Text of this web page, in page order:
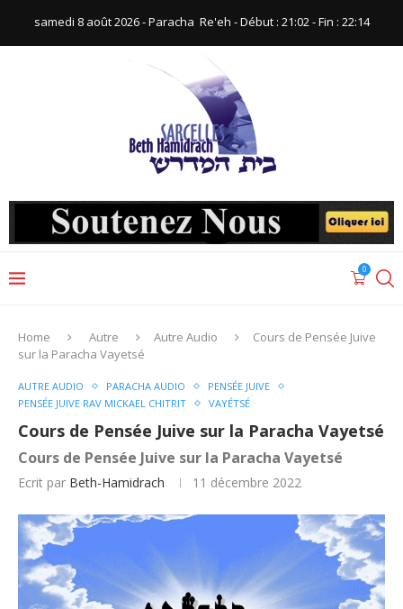
samedi 8 août 2026 - Paracha ‪ Re'eh‬ - Début : 21:02‬ - Fin : ‪22:14‬
0
Home Autre Autre Audio
Cours de Pensée Juive
sur la Paracha Vayetsé
AUTRE AUDIO PARACHA AUDIO
PENSÉE JUIVE
PENSÉE JUIVE RAV MICKAEL CHITRIT
VAYÉTSÉ
Cours de Pensée Juive sur la Paracha Vayetsé
Cours de Pensée Juive sur la Paracha Vayetsé
Ecrit par Beth-Hamidrach 11 décembre 2022